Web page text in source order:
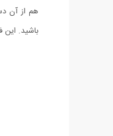
هم از آن
باشید.